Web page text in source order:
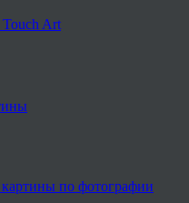
Touch Art